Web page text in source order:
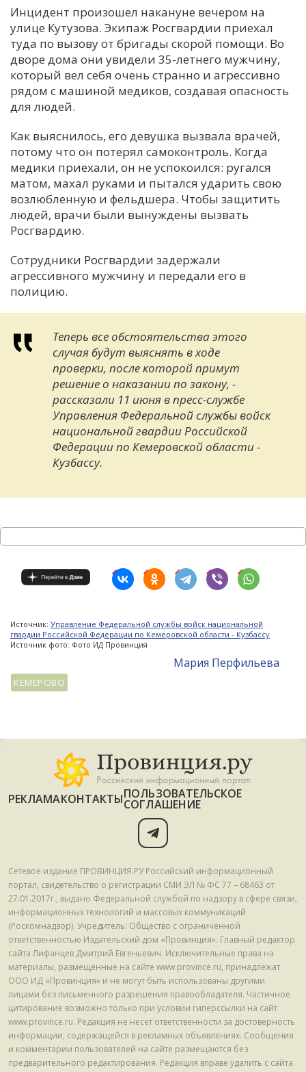
М
У
Х
Инцидент произошел накануне вечером на
улице Кутузова. Экипаж Росгвардии приехал
туда по вызову от бригады скорой помощи. Во
дворе дома они увидели 35-летнего мужчину,
который вел себя очень странно и агрессивно
рядом с машиной медиков, создавая опасность
для людей.
Как выяснилось, его девушка вызвала врачей,
потому что он потерял самоконтроль. Когда
медики приехали, он не успокоился: ругался
матом, махал руками и пытался ударить свою
возлюбленную и фельдшера. Чтобы защитить
людей, врачи были вынуждены вызвать
Росгвардию.
Сотрудники Росгвардии задержали
агрессивного мужчину и передали его в
полицию.
Теперь все обстоятельства этого
случая будут выяснять в ходе
проверки, после которой примут
решение о наказании по закону, -
рассказали 11 июня в пресс-службе
Управления Федеральной службы войск
национальной гвардии Российской
Федерации по Кемеровской области -
Кузбассу.
Источник: Управление Федеральной службы войск национальной
гвардии Российской Федерации по Кемеровской области - Кузбассу
Источник фото: Фото ИД Провинция
Мария Перфильева
КЕМЕРОВО
РЕКЛАМАКОНТАКТЫПОЛЬЗОВАТЕЛЬСКОЕ
СОГЛАШЕНИЕ
Сетевое издание ПРОВИНЦИЯ.РУ Российский информационный
портал, свидетельство о регистрации СМИ ЭЛ № ФС 77 – 68463 от
27.01.2017г., выдано Федеральной службой по надзору в сфере связи,
информационных технологий и массовых коммуникаций
(Роскомнадзор). Учредитель: Общество с ограниченной
ответственностью Издательский дом «Провинция». Главный редактор
сайта Лифанцев Дмитрий Евгеньевич. Исключительные права на
материалы, размещенные на сайте www.province.ru, принадлежат
ООО ИД «Провинция» и не могут быть использованы другими
лицами без письменного разрешения правообладателя. Частичное
цитирование возможно только при условии гиперссылки на сайт
www.province.ru. Редакция не несет ответственности за достоверность
информации, содержащейся в рекламных объявлениях. Сообщения
и комментарии пользователей на сайте размещаются без
предварительного редактирования. Редакция вправе удалить с сайта